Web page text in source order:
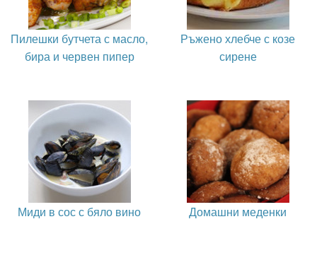
Пилешки бутчета с масло,
бира и червен пипер
Ръжено хлебче с козе
сирене
Миди в сос с бяло вино Домашни меденки